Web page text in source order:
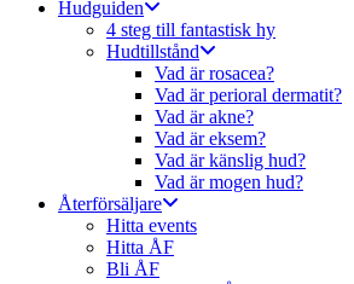
Hudguiden
4 steg till fantastisk hy
Hudtillstånd
Vad är rosacea?
Vad är perioral dermatit?
Vad är akne?
Vad är eksem?
Vad är känslig hud?
Vad är mogen hud?
Återförsäljare
Hitta events
Hitta ÅF
Bli ÅF